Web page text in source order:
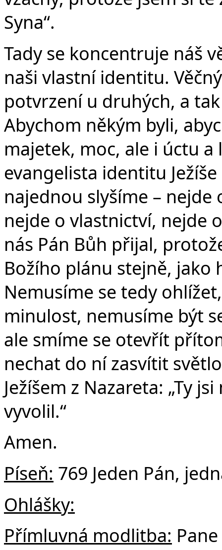
Syna“.
Tady se koncentruje náš
naši vlastní identitu.
potvrzení u druhých, a
Abychom někým byli,
majetek, moc, ale i úctu
evangelista identitu
najednou slyšíme –
nejde o vlastnictví, nejde
nás Pán Bůh přijal,
Božího plánu stejně, jako
Nemusíme se tedy
minulost, nemusíme být
ale smíme se otevřít
nechat do ní zasvítit
Ježíšem z Nazareta: „Ty
vyvolil.“
Amen.
Píseň: 769 Jeden Pán,
Ohlášky:
Přímluvná modlitba: